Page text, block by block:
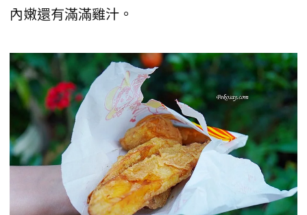
內嫩還有滿滿雞汁。